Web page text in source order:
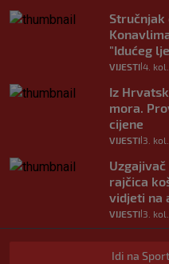
Stručnjak
"Idućeg
VIJESTI 4. kol.
Iz
mora.
cijene
VIJESTI 3. kol.
rajčica
vidjeti na
VIJESTI 3. kol.
Selidba
Evo
Idi na Sport